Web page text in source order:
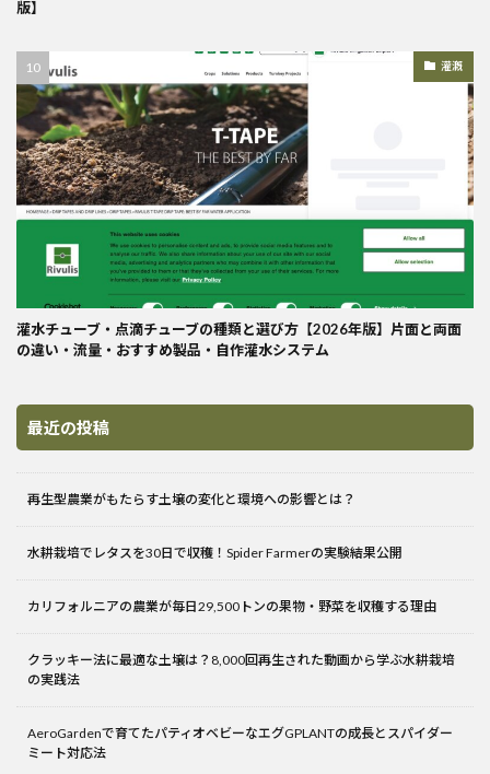
版】
灌漑
灌水チューブ・点滴チューブの種類と選び方【2026年版】片面と両面
の違い・流量・おすすめ製品・自作灌水システム
最近の投稿
再生型農業がもたらす土壌の変化と環境への影響とは？
水耕栽培でレタスを30日で収穫！Spider Farmerの実験結果公開
カリフォルニアの農業が毎日29,500トンの果物・野菜を収穫する理由
クラッキー法に最適な土壌は？8,000回再生された動画から学ぶ水耕栽培
の実践法
AeroGardenで育てたパティオベビーなエグGPLANTの成長とスパイダー
ミート対応法